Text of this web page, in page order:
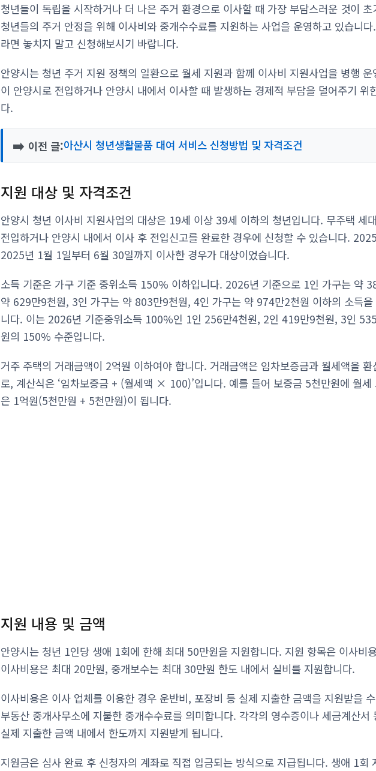
청년들이 독립을 시작하거나 더 나은 주거 환경으로 이사할 때 가장 부담스러운 것이
청년들의 주거 안정을 위해 이사비와 중개수수료를 지원하는 사업을 운영하고 있습니
라면 놓치지 말고 신청해보시기 바랍니다.
안양시는 청년 주거 지원 정책의 일환으로 월세 지원과 함께 이사비 지원사업을 병행
이 안양시로 전입하거나 안양시 내에서 이사할 때 발생하는 경제적 부담을 덜어주기 위
다.
➡️ 이전 글:아산시 청년생활물품 대여 서비스 신청방법 및 자격조건
지원 대상 및 자격조건
안양시 청년 이사비 지원사업의 대상은 19세 이상 39세 이하의 청년입니다. 무주택 세
전입하거나 안양시 내에서 이사 후 전입신고를 완료한 경우에 신청할 수 있습니다.
2025년 1월 1일부터 6월 30일까지 이사한 경우가 대상이었습니다.
소득 기준은 가구 기준 중위소득 150% 이하입니다. 2026년 기준으로 1인 가구는 약
약 629만9천원, 3인 가구는 약 803만9천원, 4인 가구는 약 974만2천원 이하의 소득
니다. 이는 2026년 기준중위소득 100%인 1인 256만4천원, 2인 419만9천원, 3인
원의 150% 수준입니다.
거주 주택의 거래금액이 2억원 이하여야 합니다. 거래금액은 임차보증금과 월세액을
로, 계산식은 ‘임차보증금 + (월세액 × 100)’입니다. 예를 들어 보증금 5천만원에 월
은 1억원(5천만원 + 5천만원)이 됩니다.
지원 내용 및 금액
안양시는 청년 1인당 생애 1회에 한해 최대 50만원을 지원합니다. 지원 항목은 이사비
이사비용은 최대 20만원, 중개보수는 최대 30만원 한도 내에서 실비를 지원합니다.
이사비용은 이사 업체를 이용한 경우 운반비, 포장비 등 실제 지출한 금액을 지원받을
부동산 중개사무소에 지불한 중개수수료를 의미합니다. 각각의 영수증이나 세금계산서
실제 지출한 금액 내에서 한도까지 지원받게 됩니다.
지원금은 심사 완료 후 신청자의 계좌로 직접 입금되는 방식으로 지급됩니다. 생애 1회